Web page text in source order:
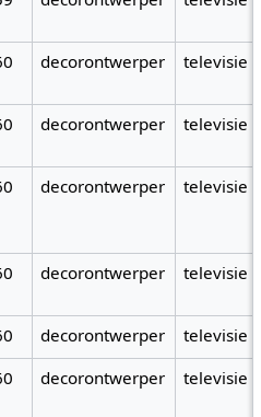
decorontwerper televisie
decorontwerper televisie
decorontwerper televisie
decorontwerper televisie
decorontwerper
televisie
decorontwerper televisie